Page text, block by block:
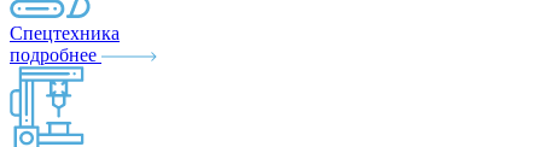
Спецтехника
подробнее